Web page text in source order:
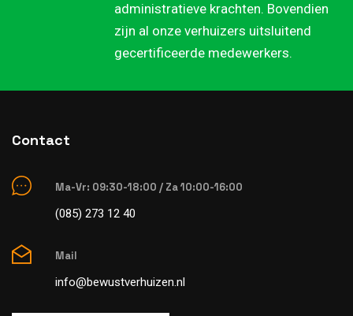
administratieve krachten. Bovendien
zijn al onze verhuizers uitsluitend
gecertificeerde medewerkers.
Contact
Ma-Vr: 09:30-18:00 / Za 10:00-16:00
(085) 273 12 40
Mail
info@bewustverhuizen.nl